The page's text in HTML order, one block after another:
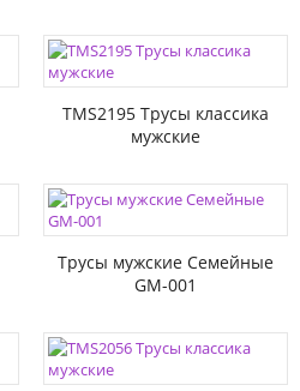
TMS2195 Трусы классика
мужские
Трусы мужские Семейные
GM-001